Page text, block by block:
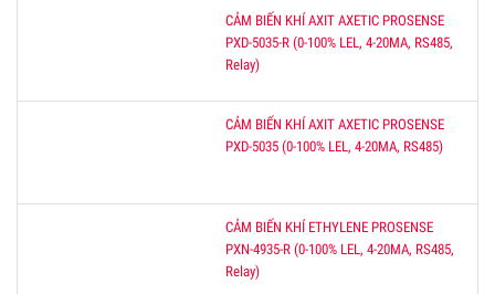
CẢM BIẾN KHÍ AXIT AXETIC PROSENSE
PXD-5035-R (0-100% LEL, 4-20MA, RS485,
Relay)
CẢM BIẾN KHÍ AXIT AXETIC PROSENSE
PXD-5035 (0-100% LEL, 4-20MA, RS485)
CẢM BIẾN KHÍ ETHYLENE PROSENSE
PXN-4935-R (0-100% LEL, 4-20MA, RS485,
Relay)